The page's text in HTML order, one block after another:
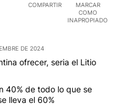
COMPARTIR
MARCAR
COMO
INAPROPIADO
DE 2024
ofrecer, seria el Litio
40% de todo lo que se
lleva el 60%